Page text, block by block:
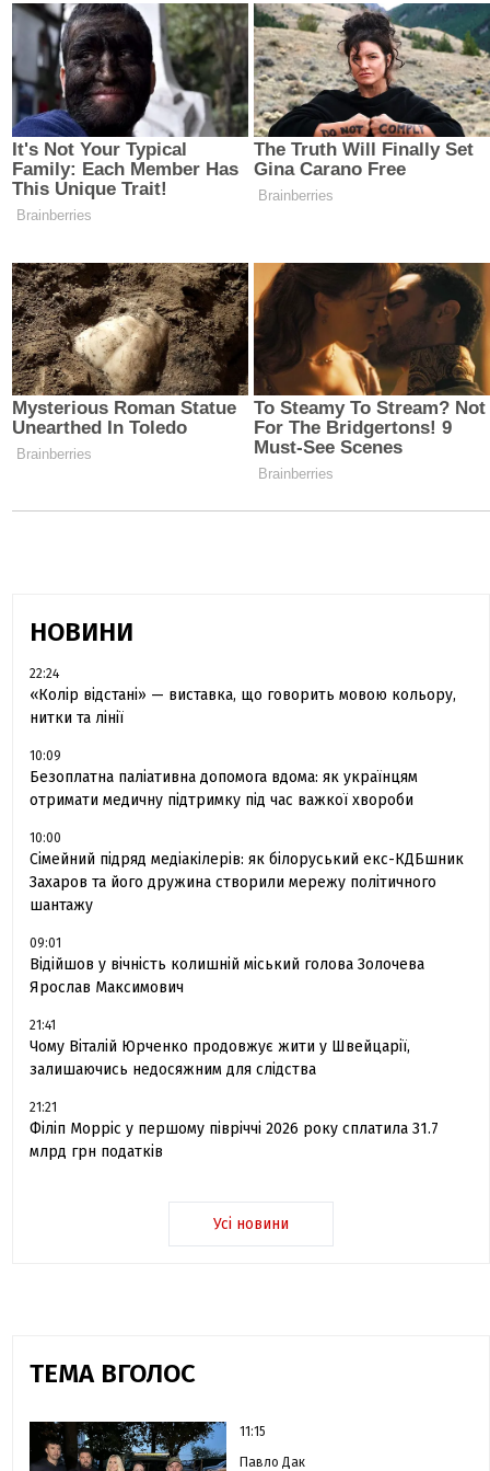
НОВИНИ
22:24
«Колір відстані» — виставка, що говорить мовою кольору,
нитки та лінії
10:09
Безоплатна паліативна допомога вдома: як українцям
отримати медичну підтримку під час важкої хвороби
10:00
Сімейний підряд медіакілерів: як білоруський екс-КДБшник
Захаров та його дружина створили мережу політичного
шантажу
09:01
Відійшов у вічність колишній міський голова Золочева
Ярослав Максимович
21:41
Чому Віталій Юрченко продовжує жити у Швейцарії,
залишаючись недосяжним для слідства
21:21
Філіп Морріс у першому півріччі 2026 року сплатила 31.7
млрд грн податків
Усі новини
ТЕМА ВГОЛОС
11:15
Павло Дак